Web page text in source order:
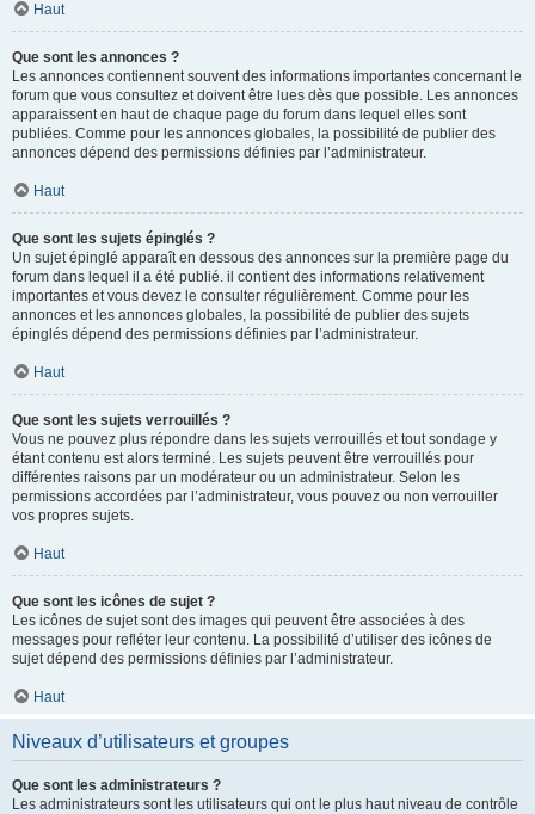
Haut
Que sont les annonces ?
Les annonces contiennent souvent des informations importantes concernant le
forum que vous consultez et doivent être lues dès que possible. Les annonces
apparaissent en haut de chaque page du forum dans lequel elles sont
publiées. Comme pour les annonces globales, la possibilité de publier des
annonces dépend des permissions définies par l’administrateur.
Haut
Que sont les sujets épinglés ?
Un sujet épinglé apparaît en dessous des annonces sur la première page du
forum dans lequel il a été publié. il contient des informations relativement
importantes et vous devez le consulter régulièrement. Comme pour les
annonces et les annonces globales, la possibilité de publier des sujets
épinglés dépend des permissions définies par l’administrateur.
Haut
Que sont les sujets verrouillés ?
Vous ne pouvez plus répondre dans les sujets verrouillés et tout sondage y
étant contenu est alors terminé. Les sujets peuvent être verrouillés pour
différentes raisons par un modérateur ou un administrateur. Selon les
permissions accordées par l’administrateur, vous pouvez ou non verrouiller
vos propres sujets.
Haut
Que sont les icônes de sujet ?
Les icônes de sujet sont des images qui peuvent être associées à des
messages pour refléter leur contenu. La possibilité d’utiliser des icônes de
sujet dépend des permissions définies par l’administrateur.
Haut
Niveaux d’utilisateurs et groupes
Que sont les administrateurs ?
Les administrateurs sont les utilisateurs qui ont le plus haut niveau de contrôle